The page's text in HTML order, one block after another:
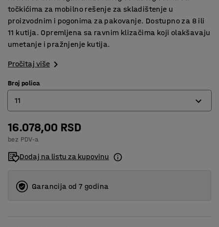
točkićima za mobilno rešenje za skladištenje u
proizvodnim i pogonima za pakovanje. Dostupno za 8 ili
11 kutija. Opremljena sa ravnim klizačima koji olakšavaju
umetanje i pražnjenje kutija.
Pročitaj više
Broj polica
11
8
11
16.078,00 RSD
bez PDV-a
Dodaj na listu za kupovinu
Garancija od 7 godina